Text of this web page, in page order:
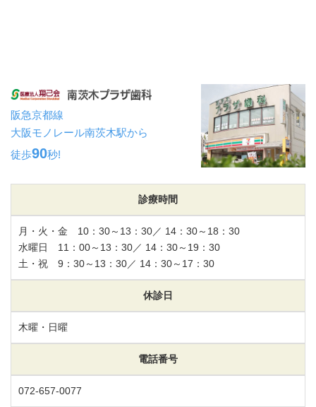
阪急京都線
大阪モノレール南茨木駅から
徒歩90秒!
診療時間
月・火・金 10：30～13：30／ 14：30～18：30
水曜日 11：00～13：30／ 14：30～19：30
土・祝 9：30～13：30／ 14：30～17：30
休診日
木曜・日曜
電話番号
072-657-0077